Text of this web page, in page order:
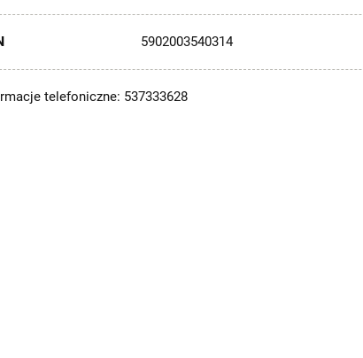
5902003540314
telefoniczne: 537333628